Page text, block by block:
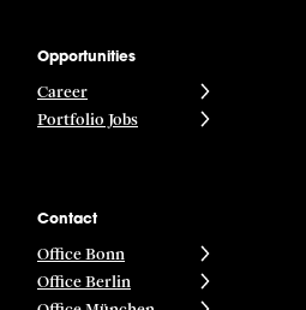
Opportunities
Career
Portfolio Jobs
Contact
Office Bonn
Office Berlin